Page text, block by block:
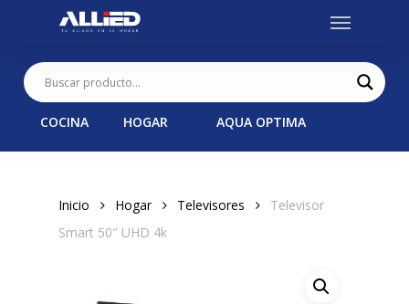
content
Menu
COCINA HOGAR AQUA OPTIMA
Inicio Hogar Televisores
Televisor
Smart 50″ UHD 4k